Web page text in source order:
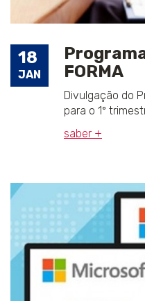
18
JAN
FORMA
Divulgação do
para o 1º
saber +